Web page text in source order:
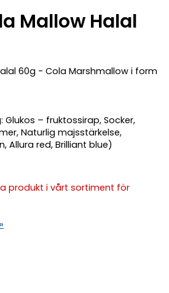
Mallow Halal
60g - Cola Marshmallow i form
: Glukos – fruktossirap, Socker,
Naturlig majsstärkelse,
Allura red, Brilliant blue)
produkt i vårt sortiment för